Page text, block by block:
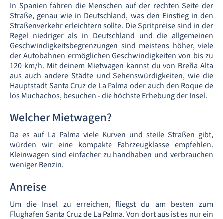
In Spanien fahren die Menschen auf der rechten Seite der
Straße, genau wie in Deutschland, was den Einstieg in den
Straßenverkehr erleichtern sollte. Die Spritpreise sind in der
Regel niedriger als in Deutschland und die allgemeinen
Geschwindigkeitsbegrenzungen sind meistens höher, viele
der Autobahnen ermöglichen Geschwindigkeiten von bis zu
120 km/h. Mit deinem Mietwagen kannst du von Breña Alta
aus auch andere Städte und Sehenswürdigkeiten, wie die
Hauptstadt Santa Cruz de La Palma oder auch den Roque de
los Muchachos, besuchen - die höchste Erhebung der Insel.
Welcher Mietwagen?
Da es auf La Palma viele Kurven und steile Straßen gibt,
würden wir eine kompakte Fahrzeugklasse empfehlen.
Kleinwagen sind einfacher zu handhaben und verbrauchen
weniger Benzin.
Anreise
Um die Insel zu erreichen, fliegst du am besten zum
Flughafen Santa Cruz de La Palma. Von dort aus ist es nur ein